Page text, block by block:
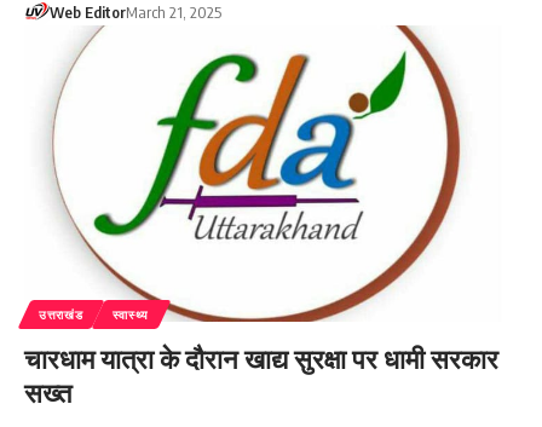
Web EditorMarch 21, 2025
उत्तराखंड स्वास्थ्य
चारधाम यात्रा के दौरान खाद्य सुरक्षा पर धामी सरकार
सख्त